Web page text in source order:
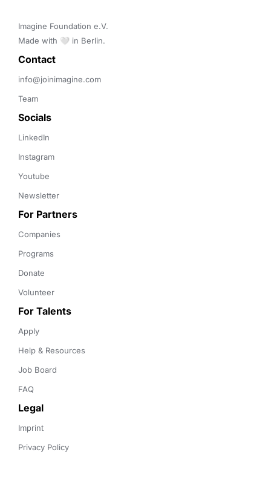
Imagine Foundation e.V.
Made with 🤍 in Berlin.
Contact
info@joinimagine.com
Team
Socials
LinkedIn
Instagram
Youtube
Newsletter
For Partners
Companies
Programs
Donate
Volunteer
For Talents
Apply
Help & Resources
Job Board
FAQ
Legal
Imprint
Privacy Policy